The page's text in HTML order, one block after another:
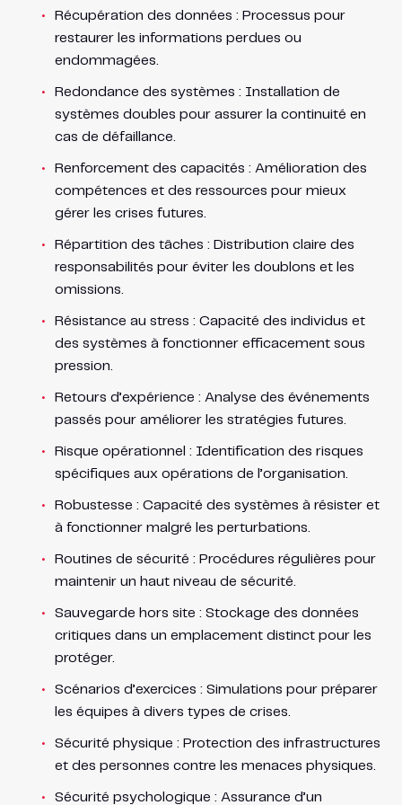
Récupération des données : Processus pour
restaurer les informations perdues ou
endommagées.
Redondance des systèmes : Installation de
systèmes doubles pour assurer la continuité en
cas de défaillance.
Renforcement des capacités : Amélioration des
compétences et des ressources pour mieux
gérer les crises futures.
Répartition des tâches : Distribution claire des
responsabilités pour éviter les doublons et les
omissions.
Résistance au stress : Capacité des individus et
des systèmes à fonctionner efficacement sous
pression.
Retours d’expérience : Analyse des événements
passés pour améliorer les stratégies futures.
Risque opérationnel : Identification des risques
spécifiques aux opérations de l’organisation.
Robustesse : Capacité des systèmes à résister et
à fonctionner malgré les perturbations.
Routines de sécurité : Procédures régulières pour
maintenir un haut niveau de sécurité.
Sauvegarde hors site : Stockage des données
critiques dans un emplacement distinct pour les
protéger.
Scénarios d’exercices : Simulations pour préparer
les équipes à divers types de crises.
Sécurité physique : Protection des infrastructures
et des personnes contre les menaces physiques.
Sécurité psychologique : Assurance d’un